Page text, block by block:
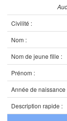
Civilité :
Nom :
Nom de jeune fille :
Prénom :
Année de naissance
Description rapide :